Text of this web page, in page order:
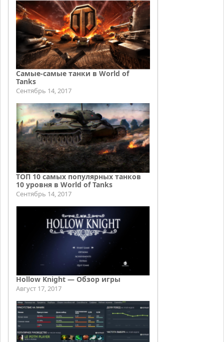
Самые-самые танки в World of
Tanks
Сентябрь 14, 2017
ТОП 10 самых популярных танков
10 уровня в World of Tanks
Сентябрь 14, 2017
Hollow Knight — Обзор игры
Август 17, 2017